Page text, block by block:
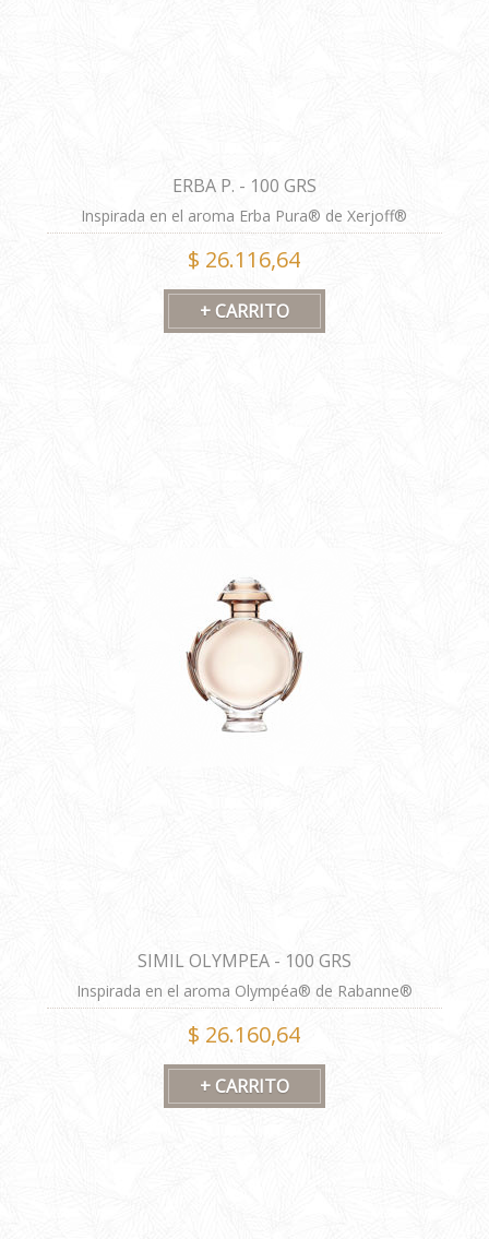
ERBA P. - 100 GRS
Inspirada en el aroma Erba Pura® de Xerjoff®
FÓRMULA ALTERNATIVA
$ 26.116,64
SIMIL OLYMPEA - 100 GRS
Inspirada en el aroma Olympéa® de Rabanne®
Fórmula alternativa
$ 26.160,64